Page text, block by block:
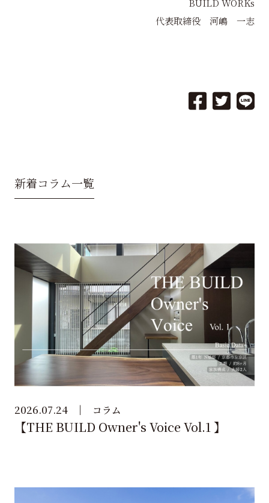
代表取締役 河嶋 一志
新着コラム一覧
2026.07.24 コラム
【THE BUILD Owner's Voice Vol.1 】